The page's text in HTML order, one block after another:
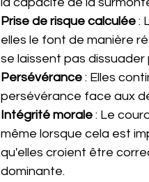
Prise de risque calculée :
elles le font de manière
se laissent pas dissuader
Persévérance : Elles
persévérance face aux
Intégrité morale : Le
même lorsque cela est
qu'elles croient être
dominante.